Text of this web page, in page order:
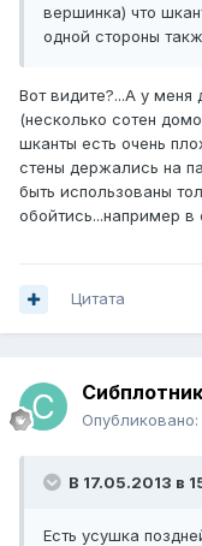
вершинка) что
одной стороны
Вот видите?...А у меня
(несколько сотен
шканты есть очень
стены держались на
быть использованы
обойтись...например в
Цитата
Сибплотник
Опубликовано:
В 17.05.2013 в
Есть усушка